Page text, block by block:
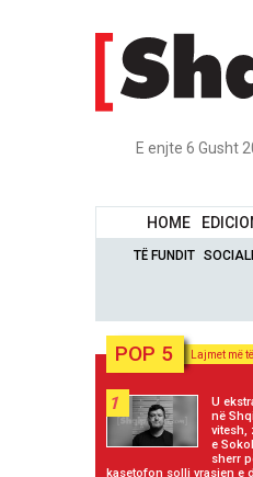
E enjte 6 Gusht
HOME
TË FUNDIT
POP 5 Lajmet më
1
U
në
vitesh,
e
sherr
kasetofon solli vrasjen e